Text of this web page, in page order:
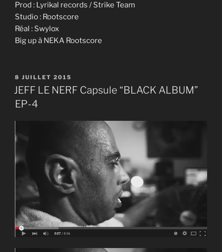
Prod : Lyrikal records / Strike Team
Studio : Rootscore
Réal : Swylox
Big up à NEKA Rootscore
PUBLIÉ
LE
8 JUILLET 2015
JEFF LE NERF Capsule “BLACK ALBUM”
EP-4